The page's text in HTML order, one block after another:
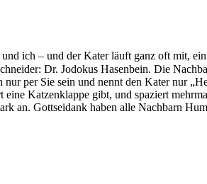
ich – und der Kater läuft ganz oft mit,
Dr. Jodokus Hasenbein. Die
nur per Sie sein und nennt den Kater nur
eine Katzenklappe gibt, und spaziert
an. Gottseidank haben alle Nachbarn